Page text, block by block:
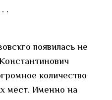
.
появилась не
количество
мест. Именно на